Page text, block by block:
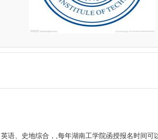
语、史地综合，,每年湖南工学院函授报名时间可